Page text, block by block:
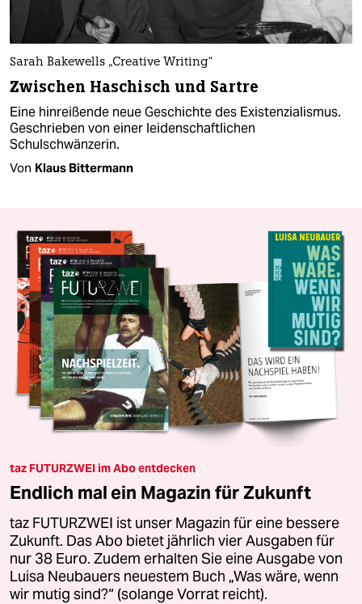
Sarah Bakewells „Creative Writing“
Zwischen Haschisch und Sartre
Eine hinreißende neue Geschichte des Existenzialismus.
Geschrieben von einer leidenschaftlichen
Schulschwänzerin.
Von Klaus Bittermann
taz FUTURZWEI im Abo entdecken
Endlich mal ein Magazin für Zukunft
taz FUTURZWEI ist unser Magazin für eine bessere
Zukunft. Das Abo bietet jährlich vier Ausgaben für
nur 38 Euro. Zudem erhalten Sie eine Ausgabe von
Luisa Neubauers neuestem Buch „Was wäre, wenn
wir mutig sind?“ (solange Vorrat reicht).